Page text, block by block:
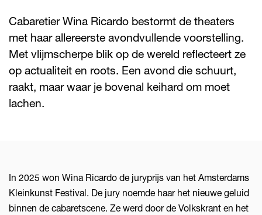
Cabaretier Wina Ricardo bestormt de theaters
met haar allereerste avondvullende voorstelling.
Met vlijmscherpe blik op de wereld reflecteert ze
op actualiteit en roots. Een avond die schuurt,
raakt, maar waar je bovenal keihard om moet
lachen.
In 2025 won Wina Ricardo de juryprijs van het Amsterdams
Kleinkunst Festival. De jury noemde haar het nieuwe geluid
binnen de cabaretscene. Ze werd door de Volkskrant en het